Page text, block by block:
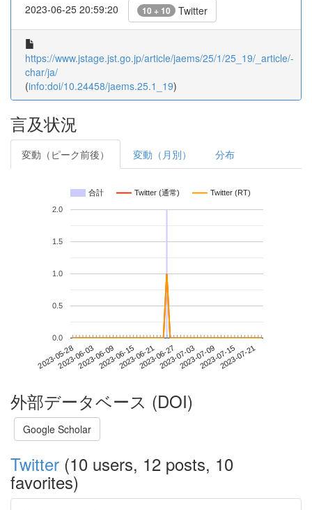
2023-06-25 20:59:20 10 + 10 Twitter
https://www.jstage.jst.go.jp/article/jaems/25/1/25_19/_article/-
char/ja/
(info:doi/10.24458/jaems.25.1_19)
言及状況
変動（ピーク前後） 変動（月別） 分布
合計 Twitter (通常) Twitter (RT)
2023-05-282023-06-032023-06-092023-06-152023-06-212023-06-272023-07-032023-07-092023-07-152023-07-21
0.0
0.5
1.0
1.5
2.0
外部データベース (DOI)
Google Scholar
Twitter (10 users, 12 posts, 10
favorites)